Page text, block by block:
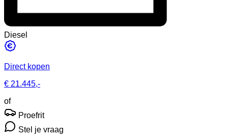
Diesel
Direct kopen
€ 21.445,-
of
Proefrit
Stel je vraag